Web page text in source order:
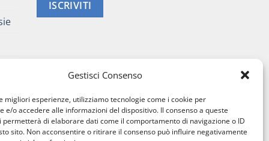
Gestisci Consenso
migliori esperienze, utilizziamo tecnologie come i cookie per
e/o accedere alle informazioni del dispositivo. Il consenso a queste
permetterà di elaborare dati come il comportamento di navigazione o ID
sito. Non acconsentire o ritirare il consenso può influire negativamente
ISCRIVITI